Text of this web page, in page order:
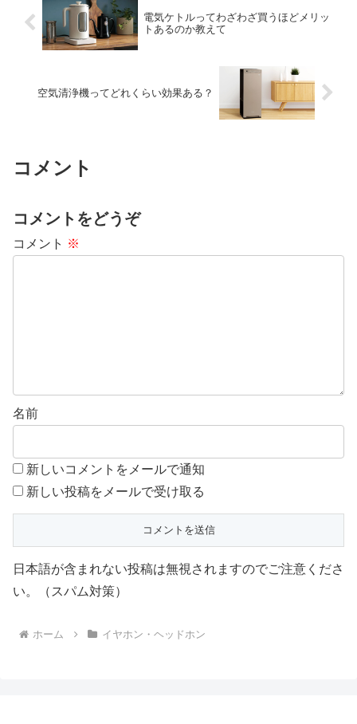
電気ケトルってわざわざ買うほどメリッ
トあるのか教えて
空気清浄機ってどれくらい効果ある？
コメント
コメントをどうぞ
コメント ※
名前
新しいコメントをメールで通知
新しい投稿をメールで受け取る
日本語が含まれない投稿は無視されますのでご注意くださ
い。（スパム対策）
ホーム イヤホン・ヘッドホン